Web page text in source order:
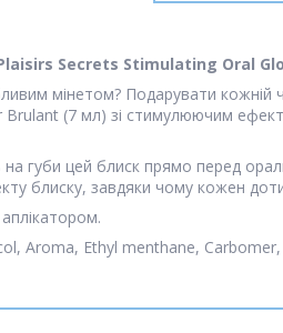
Secrets Stimulating Oral
мінетом? Подарувати кожній
(7 мл) зі стимулюючим
губи цей блиск прямо перед
блиску, завдяки чому кожен
Aroma, Ethyl menthane,